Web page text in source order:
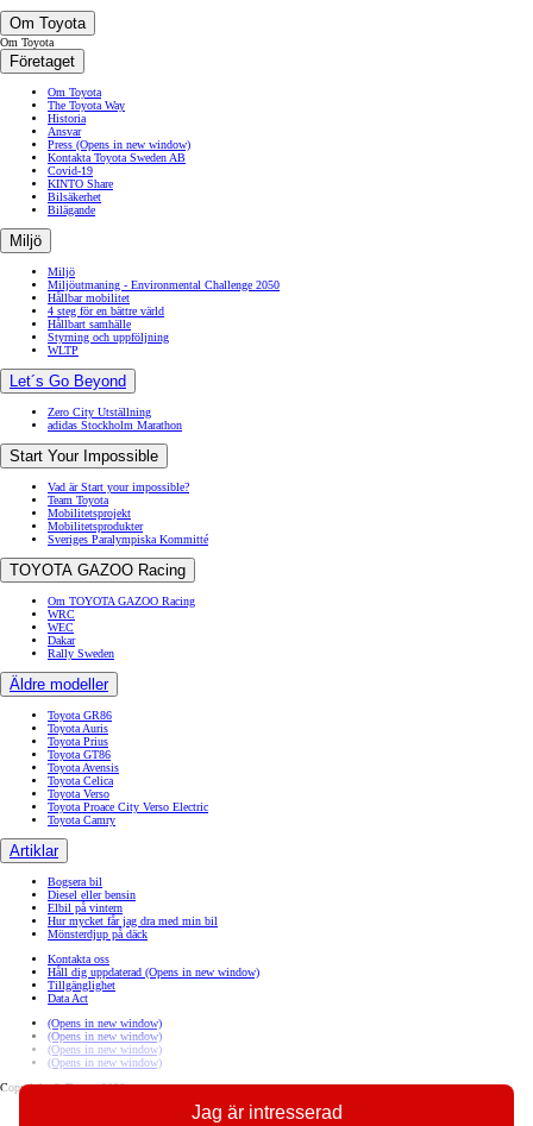
Jag är intresserad
Om Toyota
Om Toyota
Företaget
Om Toyota
The Toyota Way
Historia
Ansvar
Press (Opens in new window)
Kontakta Toyota Sweden AB
Covid-19
KINTO Share
Bilsäkerhet
Bilägande
Miljö
Miljö
Miljöutmaning - Environmental Challenge 2050
Hållbar mobilitet
4 steg för en bättre värld
Hållbart samhälle
Styrning och uppföljning
WLTP
Let´s Go Beyond
Zero City Utställning
adidas Stockholm Marathon
Start Your Impossible
Vad är Start your impossible?
Team Toyota
Mobilitetsprojekt
Mobilitetsprodukter
Sveriges Paralympiska Kommitté
TOYOTA GAZOO Racing
Om TOYOTA GAZOO Racing
WRC
WEC
Dakar
Rally Sweden
Äldre modeller
Toyota GR86
Toyota Auris
Toyota Prius
Toyota GT86
Toyota Avensis
Toyota Celica
Toyota Verso
Toyota Proace City Verso Electric
Toyota Camry
Artiklar
Bogsera bil
Diesel eller bensin
Elbil på vintern
Hur mycket får jag dra med min bil
Mönsterdjup på däck
Kontakta oss
Håll dig uppdaterad (Opens in new window)
Tillgänglighet
Data Act
(Opens in new window)
(Opens in new window)
(Opens in new window)
(Opens in new window)
Copyright © Toyota 2026